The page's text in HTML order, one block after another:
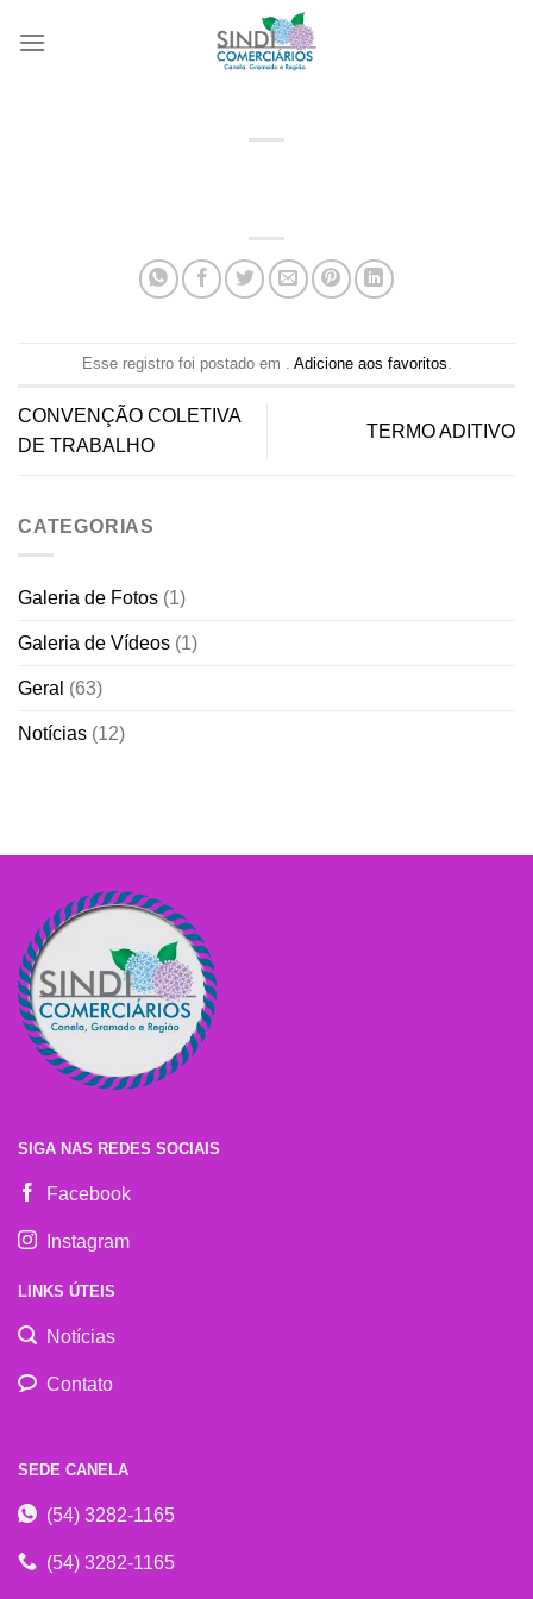
Esse registro foi postado em . Adicione aos favoritos
CONVENÇÃO COLETIVA
DE TRABALHO
TERMO ADITIVO
CATEGORIAS
Galeria de Fotos (1)
Galeria de Vídeos (1)
Geral (63)
Notícias (12)
SIGA NAS REDES SOCIAIS
Facebook
Instagram
LINKS ÚTEIS
Notícias
Contato
SEDE CANELA
(54) 3282-1165
(54) 3282-1165